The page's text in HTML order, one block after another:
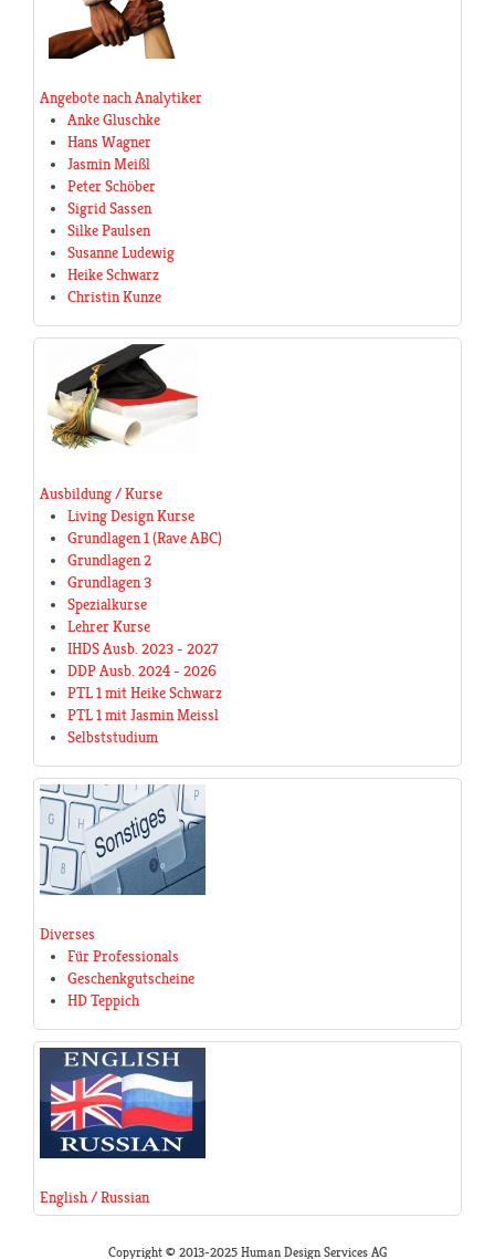
Angebote nach Analytiker
Anke Gluschke
Hans Wagner
Jasmin Meißl
Peter Schöber
Sigrid Sassen
Silke Paulsen
Susanne Ludewig
Heike Schwarz
Christin Kunze
Ausbildung / Kurse
Living Design Kurse
Grundlagen 1 (Rave ABC)
Grundlagen 2
Grundlagen 3
Spezialkurse
Lehrer Kurse
IHDS Ausb. 2023 - 2027
DDP Ausb. 2024 - 2026
PTL 1 mit Heike Schwarz
PTL 1 mit Jasmin Meissl
Selbststudium
Diverses
Für Professionals
Geschenkgutscheine
HD Teppich
English / Russian
Copyright © 2013-2025 Human Design Services AG